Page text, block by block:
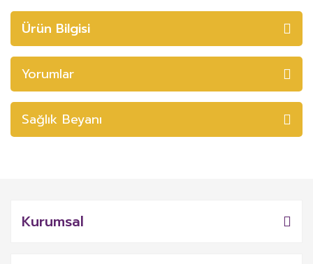
Ürün Bilgisi
Yorumlar
Sağlık Beyanı
Kurumsal